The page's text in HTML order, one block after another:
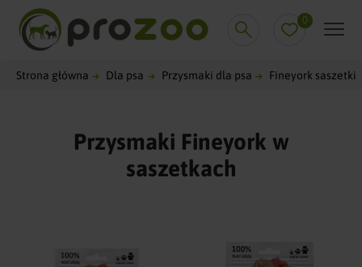
0
Strona główna Dla psa Przysmaki dla psa Fineyork saszetki
Przysmaki Fineyork w
saszetkach